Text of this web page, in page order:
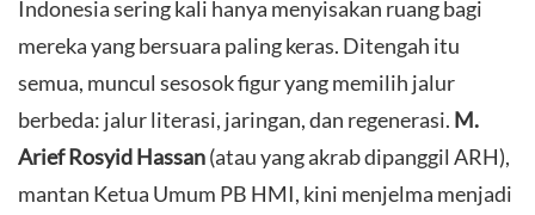
Indonesia sering kali hanya menyisakan ruang bagi
mereka yang bersuara paling keras. Ditengah itu
semua, muncul sesosok figur yang memilih jalur
berbeda: jalur literasi, jaringan, dan regenerasi. M.
Arief Rosyid Hassan(atau yang akrab dipanggil ARH),
mantan Ketua Umum PB HMI, kini menjelma menjadi